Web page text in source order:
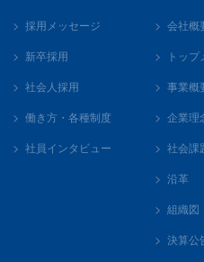
採用メッセージ
新卒採用
社会人採用
働き方・各種制度
社員インタビュー
会社概
トッ
事業概
企業理
社会課
沿革
組織図
決算公